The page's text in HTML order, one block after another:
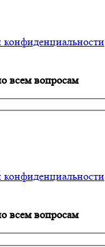
всем вопросам
всем вопросам